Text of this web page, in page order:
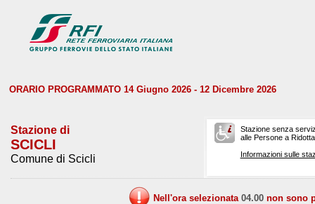
ORARIO PROGRAMMATO 14 Giugno 2026 - 12 Dicembre 2026
Stazione di
SCICLI
Comune di Scicli
Stazione senza
alle Persone a
Informazioni sulle
Nell'ora selezionata 04.00 non sono